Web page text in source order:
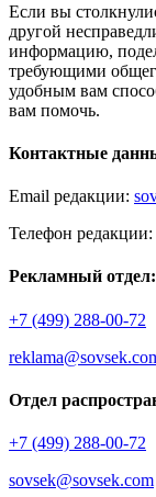
Если вы
другой
информацию,
требующими
удобным вам
вам помочь.
Контактные
Email редакции:
Телефон редакции:
Рекламный отдел:
+7 (499) 288-00-72
Отдел
+7 (499) 288-00-72
sovsek@sovsek.com